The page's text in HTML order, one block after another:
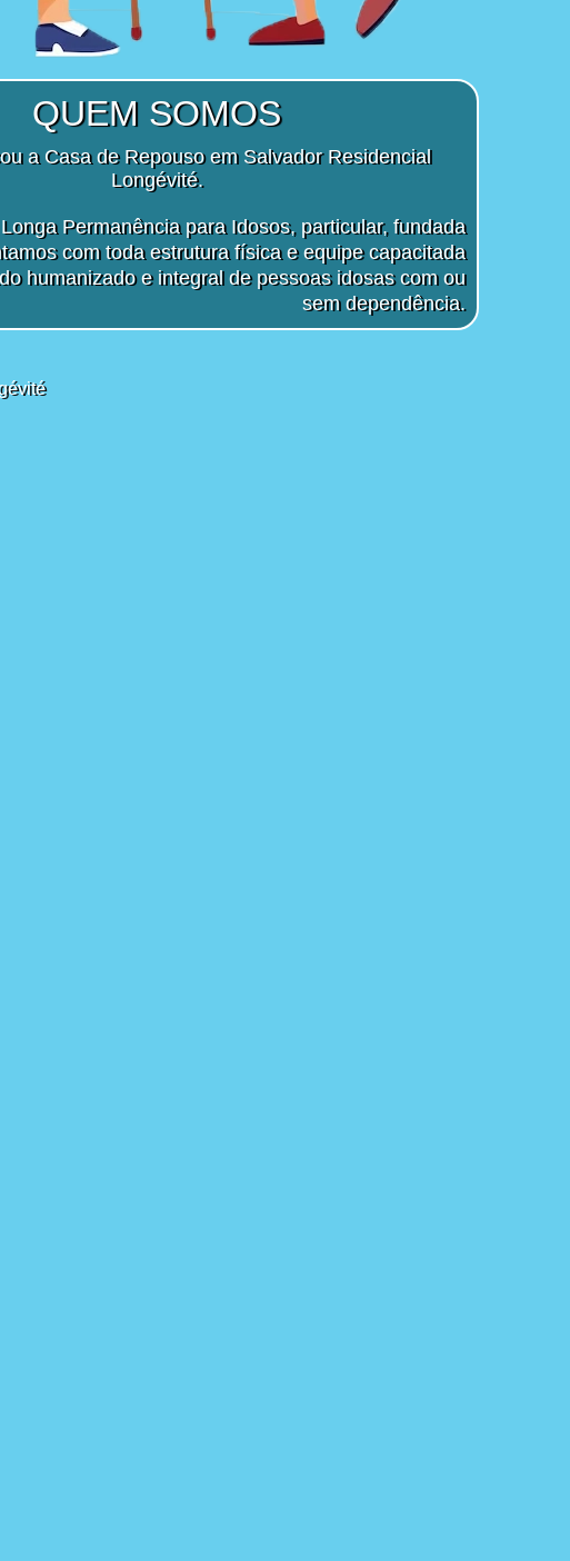
QUEM SOMOS
a Casa de Repouso em Salvador Residencial
Longévité.
Permanência para Idosos, particular, fundada
com toda estrutura física e equipe capacitada
humanizado e integral de pessoas idosas com ou
sem dependência.